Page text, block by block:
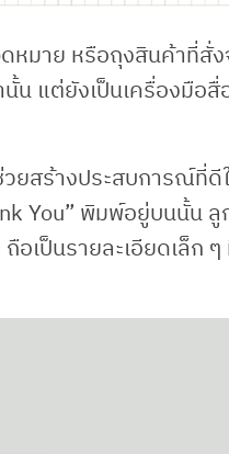
หมาย หรือถุงสินค้าที่สั่ง
น แต่ยังเป็นเครื่องมือสื่
ยสร้างประสบการณ์ที่ดี
You” พิมพ์อยู่บนนั้น ลู
อเป็นรายละเอียดเล็ก